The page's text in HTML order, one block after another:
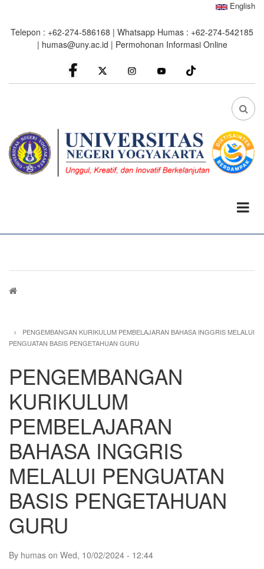
main
English
Telepon : +62-274-586168 | Whatsapp Humas : +62-274-542185
| humas@uny.ac.id | Permohonan Informasi Online
facebook
Instagram youtube
FA
Breadcrumb
PENGEMBANGAN KURIKULUM PEMBELAJARAN BAHASA INGGRIS MELALUI
PENGUATAN BASIS PENGETAHUAN GURU
PENGEMBANGAN
KURIKULUM
PEMBELAJARAN
BAHASA INGGRIS
MELALUI PENGUATAN
BASIS PENGETAHUAN
GURU
By humas on Wed, 10/02/2024 - 12:44